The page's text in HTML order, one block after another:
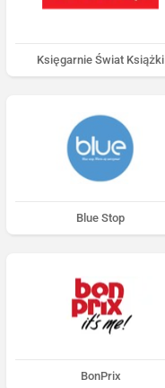
Księgarnie Świat Książki
Blue Stop
BonPrix